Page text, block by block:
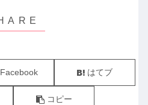
Facebook はてブ
コピー